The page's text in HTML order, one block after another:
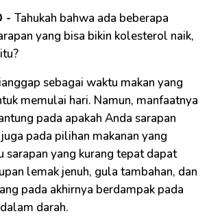
- Tahukah bahwa ada beberapa
yang bisa bikin kolesterol naik,
sebagai waktu makan yang
memulai hari. Namun, manfaatnya
pada apakah Anda sarapan
pada pilihan makanan yang
sarapan yang kurang tepat dapat
lemak jenuh, gula tambahan, dan
pada akhirnya berdampak pada
darah.